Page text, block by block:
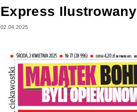
Express Ilustrowany
02.04.2025